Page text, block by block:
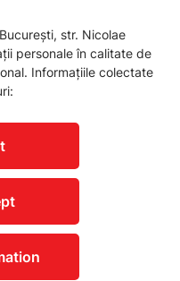
str. Nicolae
personale în calitate de
Informațiile colectate